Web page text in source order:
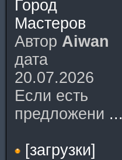
Город
Мастеров
Автор Aiwan
дата
20.07.2026
Если есть
предложени ...
[загрузки]